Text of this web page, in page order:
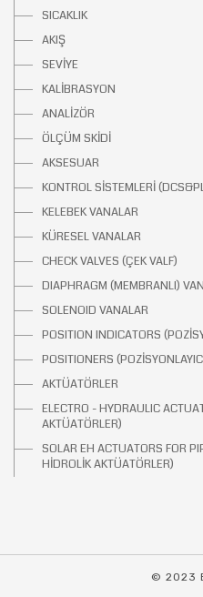
SICAKLIK
AKIŞ
SEVİYE
KALİBRASYON
ANALİZÖR
ÖLÇÜM SKİDİ
AKSESUAR
KONTROL SİSTEMLERİ
KELEBEK VANALAR
KÜRESEL VANALAR
CHECK VALVES (ÇEK VALF)
DIAPHRAGM (MEMBRANLI)
SOLENOID VANALAR
POSITION INDICATORS
POSITIONERS
AKTÜATÖRLER
ELECTRO - HYDRAULIC
AKTÜATÖRLER)
SOLAR EH ACTUATORS FOR
HİDROLİK AKTÜATÖRLER)
© 2023